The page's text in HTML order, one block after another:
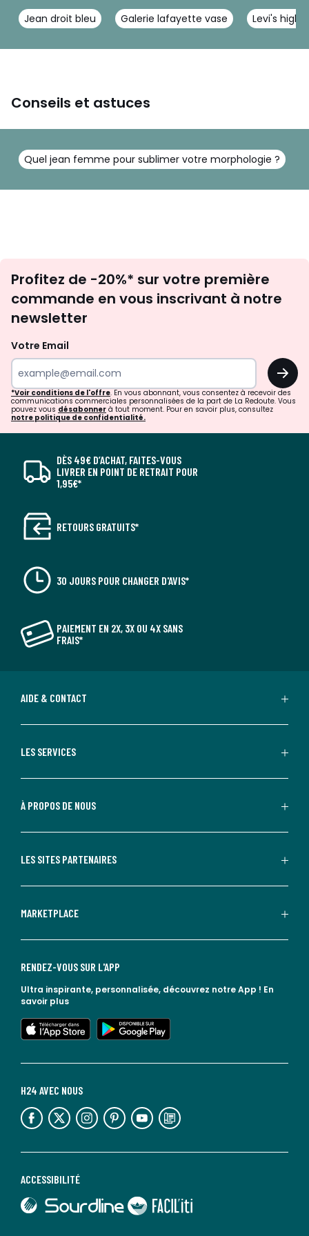
Jean droit bleu Galerie lafayette vase Levi's high
Conseils et astuces
Quel jean femme pour sublimer votre morphologie ?
newsletter
Profitez de -20%* sur votre première
commande en vous inscrivant à notre
newsletter
Votre Email
OK
*Voir conditions de l'offre. En vous abonnant, vous consentez à recevoir des
communications commerciales personnalisées de la part de La Redoute. Vous
pouvez vous désabonner à tout moment. Pour en savoir plus, consultez
notre politique de confidentialité.
DÈS 49€ D’ACHAT, FAITES-VOUS
LIVRER EN POINT DE RETRAIT POUR
1,95€*
RETOURS GRATUITS*
30 JOURS POUR CHANGER D'AVIS*
PAIEMENT EN 2X, 3X OU 4X SANS
FRAIS*
AIDE & CONTACT
LES SERVICES
À PROPOS DE NOUS
LES SITES PARTENAIRES
MARKETPLACE
ACCESSIBILITÉ
lien vers Sourdline
lien vers Faciliti
H24 AVEC NOUS
lien vers l'espace réseaux sociaux lien vers l'espace réseaux sociaux lien vers l'espace réseaux sociaux lien vers l'espace réseaux sociaux lien vers l'espace réseaux sociaux lien vers le blog la redoute
RENDEZ-VOUS SUR L'APP
Ultra inspirante, personnalisée, découvrez notre App ! En
savoir plus
lien vers l'app store
lien vers google play